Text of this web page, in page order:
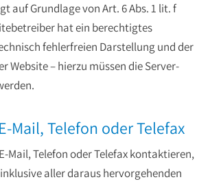
auf Grundlage von Art. 6 Abs. 1 lit. f
hat ein berechtigtes
fehlerfreien Darstellung und der
Website – hierzu müssen die Server-
Mail, Telefon oder Telefax
Mail, Telefon oder Telefax kontaktieren,
aller daraus hervorgehenden